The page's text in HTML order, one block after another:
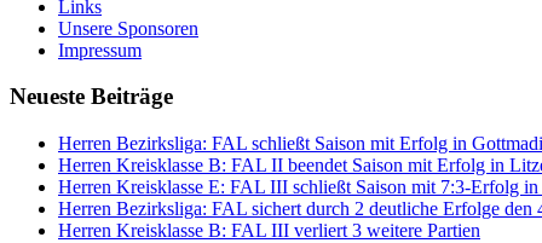
Links
Unsere Sponsoren
Impressum
Neueste Beiträge
Herren Bezirksliga: FAL schließt Saison mit Erfolg in
Herren Kreisklasse B: FAL II beendet Saison mit Erfolg in
Herren Kreisklasse E: FAL III schließt Saison mit 7:3-Erfolg
Herren Bezirksliga: FAL sichert durch 2 deutliche Erfolge den
Herren Kreisklasse B: FAL III verliert 3 weitere Partien